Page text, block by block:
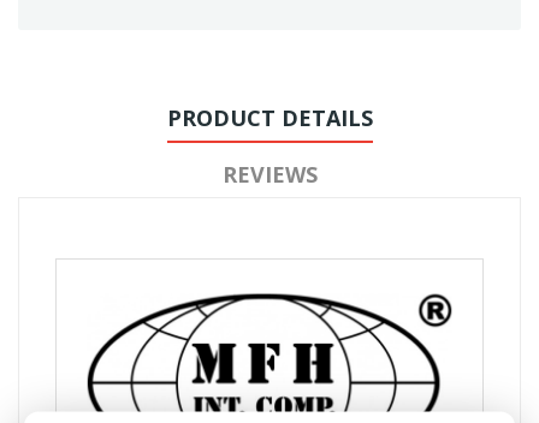
PRODUCT DETAILS
REVIEWS